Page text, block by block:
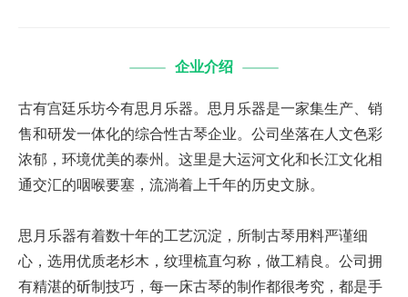
企业介绍
古有宫廷乐坊今有思月乐器。思月乐器是一家集生产、销
售和研发一体化的综合性古琴企业。公司坐落在人文色彩
浓郁，环境优美的泰州。这里是大运河文化和长江文化相
通交汇的咽喉要塞，流淌着上千年的历史文脉。
思月乐器有着数十年的工艺沉淀，所制古琴用料严谨细
心，选用优质老杉木，纹理梳直匀称，做工精良。公司拥
有精湛的斫制技巧，每一床古琴的制作都很考究，都是手